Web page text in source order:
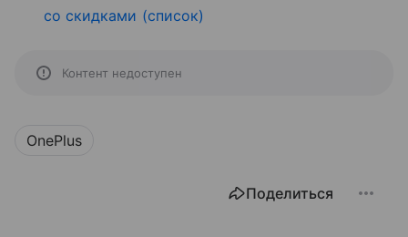
со скидками (список)
Контент недоступен
OnePlus
Поделиться